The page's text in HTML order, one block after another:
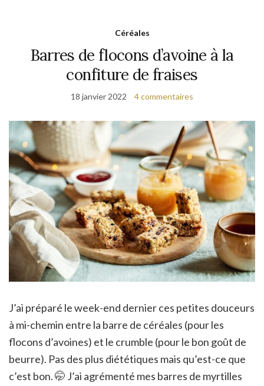
Céréales
Barres de flocons d’avoine à la
confiture de fraises
18 janvier 2022 4 commentaires
J’ai préparé le week-end dernier ces petites douceurs
à mi-chemin entre la barre de céréales (pour les
flocons d’avoines) et le crumble (pour le bon goût de
beurre). Pas des plus diététiques mais qu’est-ce que
c’est bon. 🤭 J’ai agrémenté mes barres de myrtilles